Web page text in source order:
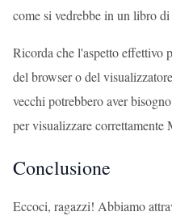
come si vedrebbe in un libro di
Ricorda che l'aspetto effettivo
del browser o del
vecchi potrebbero aver
per visualizzare correttamente
Conclusione
Eccoci, ragazzi! Abbiamo